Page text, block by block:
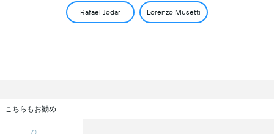
Rafael Jodar Lorenzo Musetti
こちらもお勧め